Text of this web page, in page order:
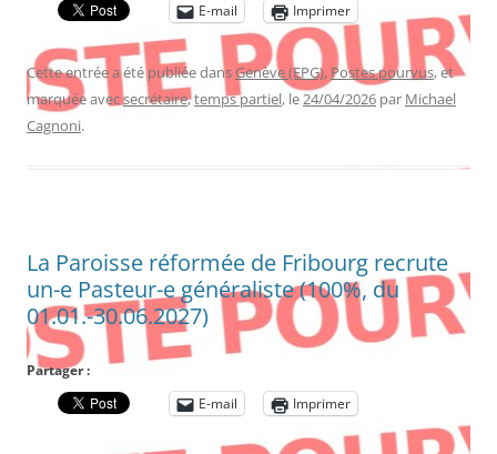
E-mail
Imprimer
Cette entrée a été publiée dansGenève (EPG), Postes pourvus, et
marquée avecsecrétaire,temps partiel, le24/04/2026 par Michael
Cagnoni.
La Paroisse réformée de Fribourg recrute
un-e Pasteur-e généraliste (100%, du
01.01.-30.06.2027)
Partager :
E-mail
Imprimer